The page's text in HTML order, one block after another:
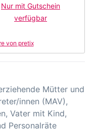
Nur mit Gutschein
verfügbar
von pretix
Mütter und
innen (MAV),
Vater mit Kind,
Personalräte